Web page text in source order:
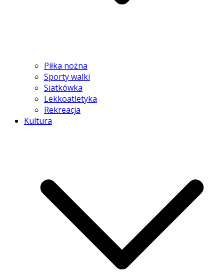
Piłka nożna
Sporty walki
Siatkówka
Lekkoatletyka
Rekreacja
Kultura